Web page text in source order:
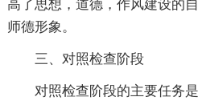
高了思想，道德，作风建设的
师德形象。
三、对照检查阶段
对照检查阶段的主要任务